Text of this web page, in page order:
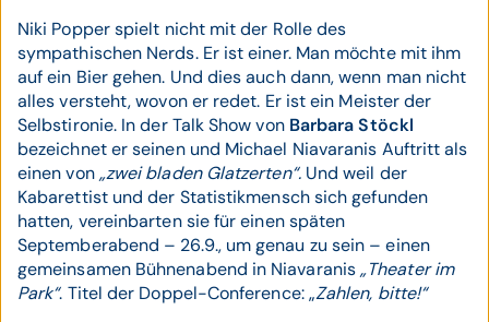
Niki Popper spielt nicht mit der Rolle des
sympathischen Nerds. Er ist einer. Man möchte mit ihm
auf ein Bier gehen. Und dies auch dann, wenn man nicht
alles versteht, wovon er redet. Er ist ein Meister der
Selbstironie. In der Talk Show von Barbara Stöckl
bezeichnet er seinen und Michael Niavaranis Auftritt als
einen von„zwei bladen Glatzerten“.Und weil der
Kabarettist und der Statistikmensch sich gefunden
hatten, vereinbarten sie für einen späten
Septemberabend – 26.9., um genau zu sein – einen
gemeinsamen Bühnenabend in Niavaranis„Theater im
Park“. Titel der Doppel­-Conference: „Zahlen, bitte!“